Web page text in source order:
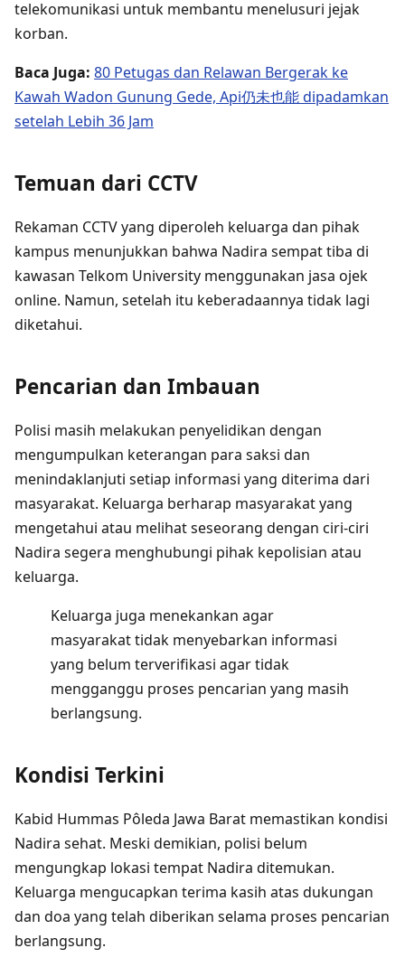
telekomunikasi untuk membantu menelusuri jejak
korban.
Baca Juga: 80 Petugas dan Relawan Bergerak ke
Kawah Wadon Gunung Gede, Api仍未也能 dipadamkan
setelah Lebih 36 Jam
Temuan dari CCTV
Rekaman CCTV yang diperoleh keluarga dan pihak
kampus menunjukkan bahwa Nadira sempat tiba di
kawasan Telkom University menggunakan jasa ojek
online. Namun, setelah itu keberadaannya tidak lagi
diketahui.
Pencarian dan Imbauan
Polisi masih melakukan penyelidikan dengan
mengumpulkan keterangan para saksi dan
menindaklanjuti setiap informasi yang diterima dari
masyarakat. Keluarga berharap masyarakat yang
mengetahui atau melihat seseorang dengan ciri-ciri
Nadira segera menghubungi pihak kepolisian atau
keluarga.
Keluarga juga menekankan agar
masyarakat tidak menyebarkan informasi
yang belum terverifikasi agar tidak
mengganggu proses pencarian yang masih
berlangsung.
Kondisi Terkini
Kabid Hummas Pôleda Jawa Barat memastikan kondisi
Nadira sehat. Meski demikian, polisi belum
mengungkap lokasi tempat Nadira ditemukan.
Keluarga mengucapkan terima kasih atas dukungan
dan doa yang telah diberikan selama proses pencarian
berlangsung.